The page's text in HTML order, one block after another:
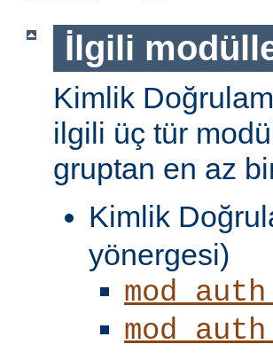
İlgili
Kimlik
ilgili üç tür
gruptan en az
Kimlik
yönergesi)